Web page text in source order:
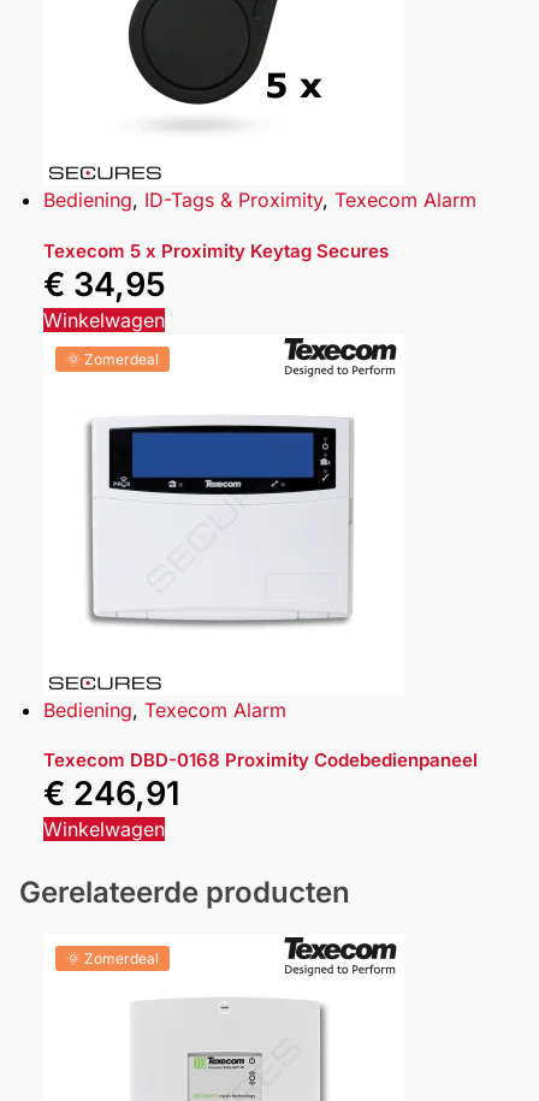
Bediening, ID-Tags & Proximity, Texecom Alarm
Texecom 5 x Proximity Keytag Secures
€ 34,95
Winkelwagen
🌞 Zomerdeal
Bediening, Texecom Alarm
Texecom DBD-0168 Proximity Codebedienpaneel
€ 246,91
Winkelwagen
Gerelateerde producten
🌞 Zomerdeal